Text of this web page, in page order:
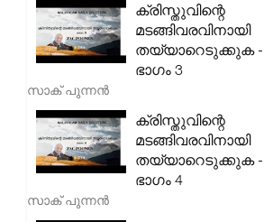
ക്രിസ്തുവിന്റെ
മടങ്ങിവരവിനായി
തയ്യാറെടുക്കുക -
ഭാഗം 3
സാക് പുന്നൻ
ക്രിസ്തുവിന്റെ
മടങ്ങിവരവിനായി
തയ്യാറെടുക്കുക -
ഭാഗം 4
സാക് പുന്നൻ